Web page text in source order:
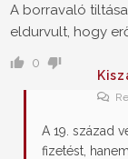
A borravaló
eldurvult, hogy
0
A 19. század
fizetést,